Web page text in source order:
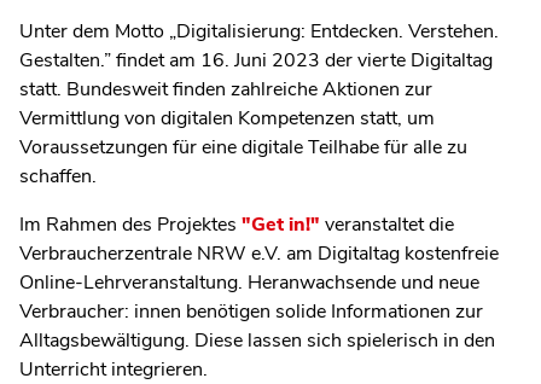
Unter dem Motto „Digitalisierung: Entdecken. Verstehen.
Gestalten.” findet am 16. Juni 2023 der vierte Digitaltag
statt. Bundesweit finden zahlreiche Aktionen zur
Vermittlung von digitalen Kompetenzen statt, um
Voraussetzungen für eine digitale Teilhabe für alle zu
schaffen.
Im Rahmen des Projektes "Get in!" veranstaltet die
Verbraucherzentrale NRW e.V. am Digitaltag kostenfreie
Online-Lehrveranstaltung. Heranwachsende und neue
Verbraucher: innen benötigen solide Informationen zur
Alltagsbewältigung. Diese lassen sich spielerisch in den
Unterricht integrieren.